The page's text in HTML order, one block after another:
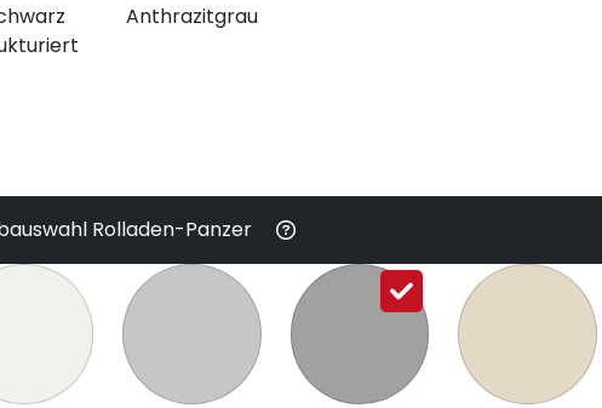
Anthrazitgrau
Rolladen-Panzer